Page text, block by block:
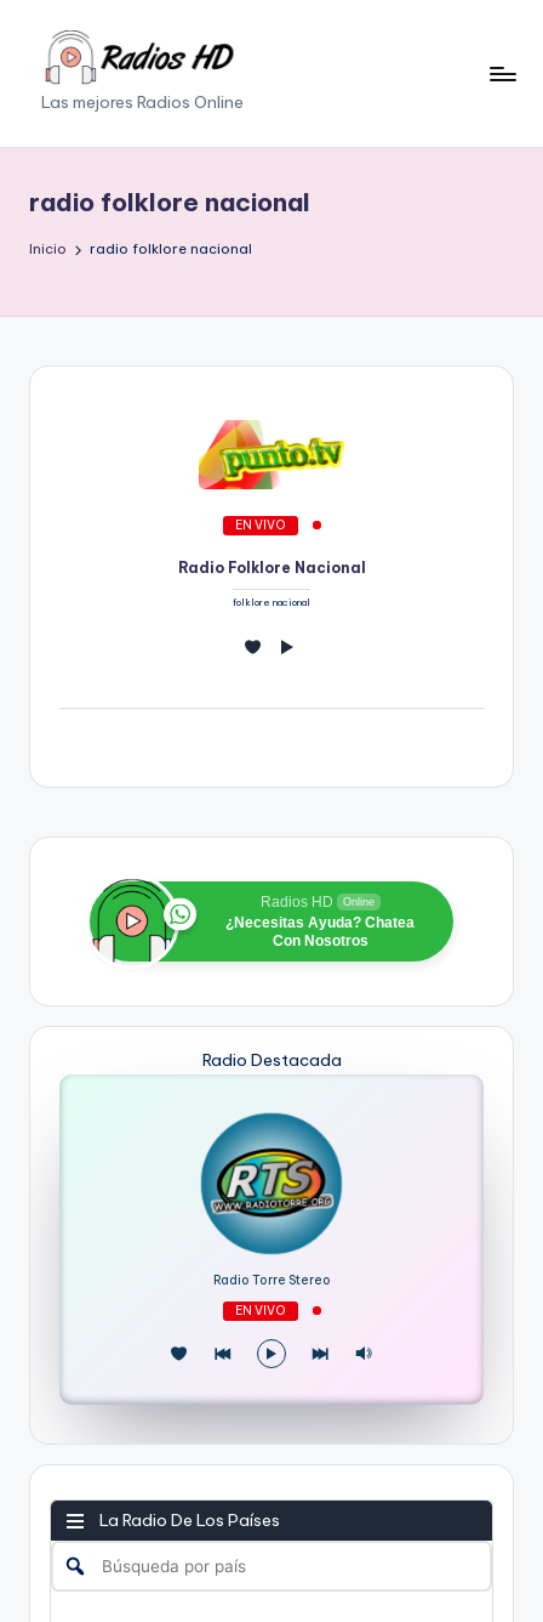
Saltar
contenidoLas mejores Radios Online
radio folklore nacional
Inicio radio folklore nacional
EN VIVO
Radio Folklore Nacional
folklore nacional
Radios HD Online
¿Necesitas Ayuda? Chatea
Con Nosotros
Radio Destacada
Radio Torre Stereo
EN VIVO
La Radio De Los Países